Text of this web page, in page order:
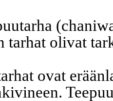
tarhat olivat
ovat